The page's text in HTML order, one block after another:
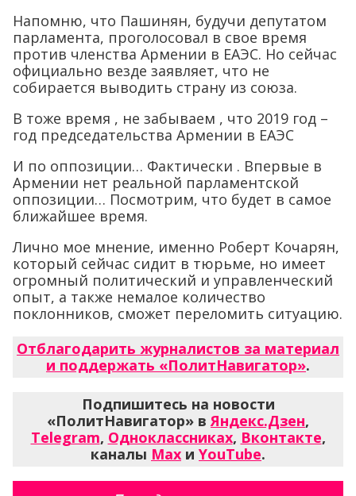
Напомню, что Пашинян, будучи депутатом
парламента, проголосовал в свое время
против членства Армении в ЕАЭС. Но сейчас
официально везде заявляет, что не
собирается выводить страну из союза.
В тоже время , не забываем , что 2019 год –
год председательства Армении в ЕАЭС
И по оппозиции… Фактически . Впервые в
Армении нет реальной парламентской
оппозиции… Посмотрим, что будет в самое
ближайшее время.
Лично мое мнение, именно Роберт Кочарян,
который сейчас сидит в тюрьме, но имеет
огромный политический и управленческий
опыт, а также немалое количество
поклонников, сможет переломить ситуацию.
Отблагодарить журналистов за материал
и поддержать «ПолитНавигатор».
Подпишитесь на новости
«ПолитНавигатор» в Яндекс.Дзен,
Telegram, Одноклассниках, Вконтакте,
каналы Max и YouTube.